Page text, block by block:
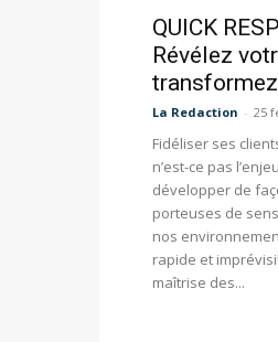
QUICK
Révélez
La Redaction - 25
Fidéliser ses
n’est-ce pas
développer de
porteuses de
nos
rapide et
maîtrise des...